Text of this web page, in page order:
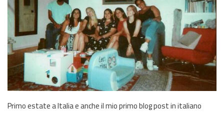
Primo estate a Italia e anche il mio primo blog post in italiano